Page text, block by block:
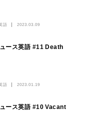
語 2023.03.09
ース英語 #11 Death
語 2023.01.19
ース英語 #10 Vacant